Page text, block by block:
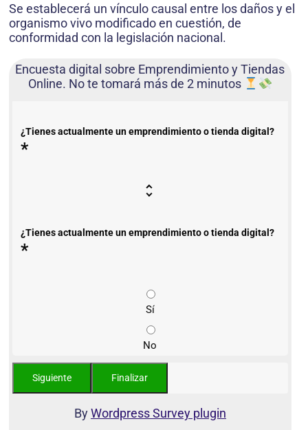
Se establecerá un vínculo causal entre los daños y el
organismo vivo modificado en cuestión, de
conformidad con la legislación nacional.
Encuesta digital sobre Emprendimiento y Tiendas
Online. No te tomará más de 2 minutos
¿Tienes actualmente un emprendimiento o tienda digital?
*
¿Tienes actualmente un emprendimiento o tienda digital?
*
Sí
No
ByWordpress Survey plugin